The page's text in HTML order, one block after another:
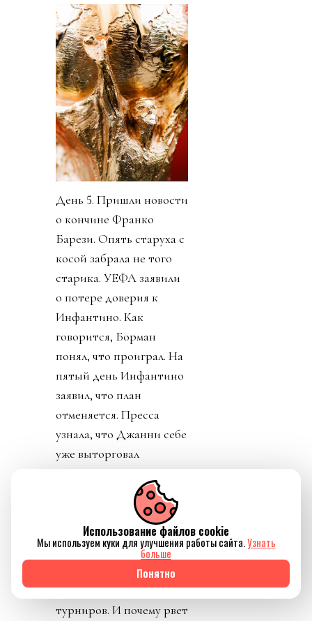
День 5. Пришли новости
о кончине Франко
Барези. Опять старуха с
косой забрала не того
старика. УЕФА заявили
о потере доверия к
Инфантино. Как
говорится, Борман
понял, что проиграл. На
пятый день Инфантино
заявил, что план
отменяется. Пресса
узнала, что Джанни себе
уже выторговал
долларов в год, и
дивиденды от нового
юр лица. Стало понятно
почему нужно
увеличивать количество
матчей, команд,
турниров. И почему рвет
Использование файлов cookie
Мы используем куки для улучшения работы сайта.Узнать
больше
Понятно